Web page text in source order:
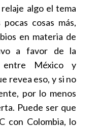
algo el tema
cosas más,
en materia de
a favor de la
entre México y
revea eso, y si no
por lo menos
Puede ser que
con Colombia, lo